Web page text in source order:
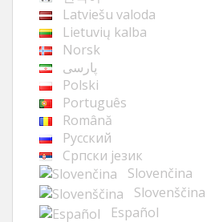
Latviešu valoda
Lietuvių kalba
Norsk
پارسی
Polski
Português
Română
Русский
Cрпски језик
Slovenčina
Slovenščina
Español